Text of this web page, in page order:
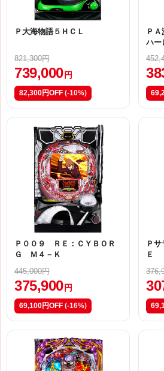
Ｐ大海物語５ＨＣＬ
821,300円
739,000 円
82,300円OFF (-10%)
Ｐ
ハー
Ｐ００９ ＲＥ：ＣＹＢＯＲ
Ｇ Ｍ４－Ｋ
445,000円
375,900 円
69,100円OFF (-16%)
Ｐ
Ｅ